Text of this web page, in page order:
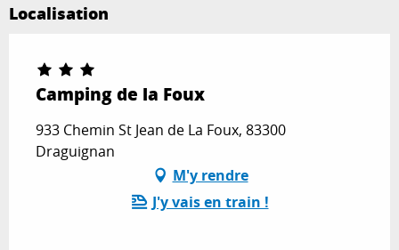
Localisation
Camping de la Foux
933 Chemin St Jean de La Foux, 83300
Draguignan
M'y rendre
J'y vais en train !